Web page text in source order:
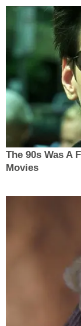
The 90s Was A
Movies